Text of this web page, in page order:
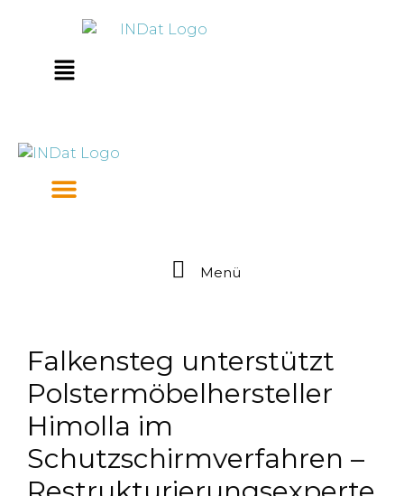
Main
Menü
Falkensteg unterstützt
Polstermöbelhersteller
Himolla im
Schutzschirmverfahren –